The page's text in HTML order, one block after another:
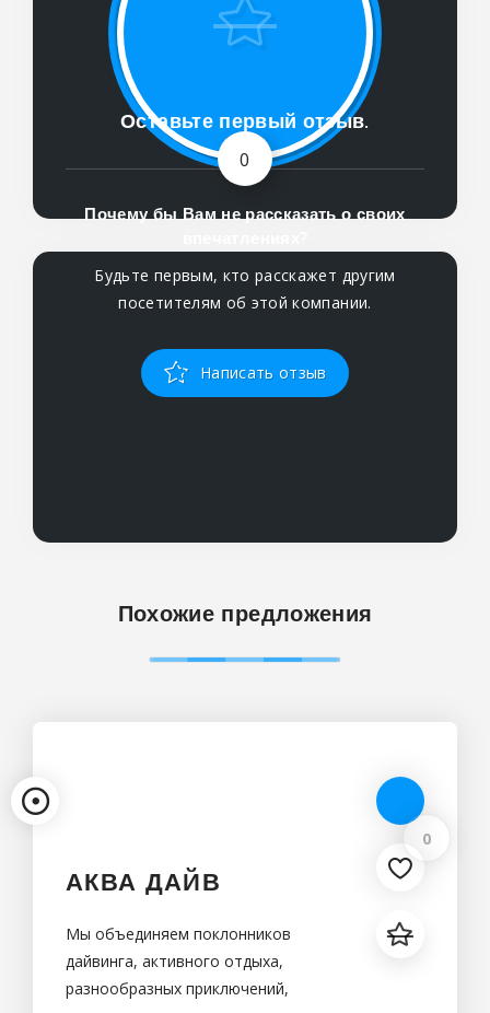
0
Оставьте первый отзыв.
Почему бы Вам не рассказать о своих
Будьте первым, кто расскажет другим
посетителям об этой компании.
Написать отзыв
Похожие предложения
0
АКВА ДАЙВ
Мы объединяем поклонников
дайвинга, активного отдыха,
разнообразных приключений,